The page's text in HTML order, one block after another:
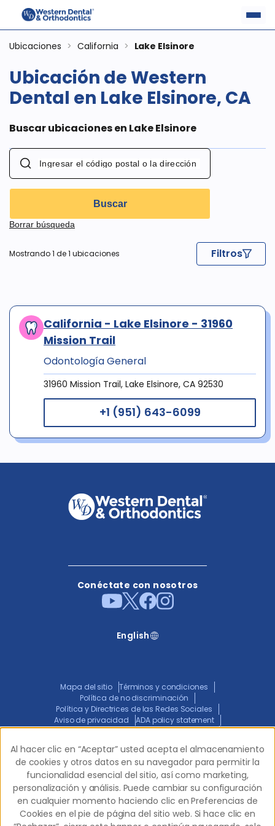
Ubicaciones > California > Lake Elsinore
Ubicación de Western
Dental en Lake Elsinore, CA
Buscar ubicaciones en Lake Elsinore
Buscar
Borrar búsqueda
Mostrando 1 de 1 ubicaciones Filtros
California - Lake Elsinore - 31960
Mission Trail
Odontología General
31960 Mission Trail, Lake Elsinore, CA 92530
+1 (951) 643-6099
Conéctate con nosotros
English
Mapa del sitio
Términos y condiciones
Política de no discriminación
Política y Directrices de las Redes Sociales
Aviso de privacidad
ADA policy statement
Aviso Conjunto de Prácticas de Privacidad
© 2026 Western Dental.Todos los derechos
reservados.
Al hacer clic en “Aceptar” usted acepta el almacenamiento
de cookies y otros datos en su navegador para permitir la
funcionalidad esencial del sitio, así como marketing,
personalización y análisis. Puede cambiar su configuración
en cualquier momento haciendo clic en Preferencias de
Cookies en el pie de página del sitio web. Si hace clic en
Al hacer clic en “Aceptar” usted acepta el almacenamiento
de cookies y otros datos en su navegador para permitir la
funcionalidad esencial del sitio, así como marketing,
personalización y análisis. Puede cambiar su configuración
en cualquier momento haciendo clic en Preferencias de
Cookies en el pie de página del sitio web. Si hace clic en